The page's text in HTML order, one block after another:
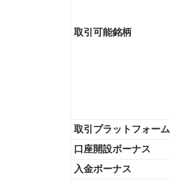
取引可能銘柄
取引プラットフォーム
口座開設ボーナス
入金ボーナス